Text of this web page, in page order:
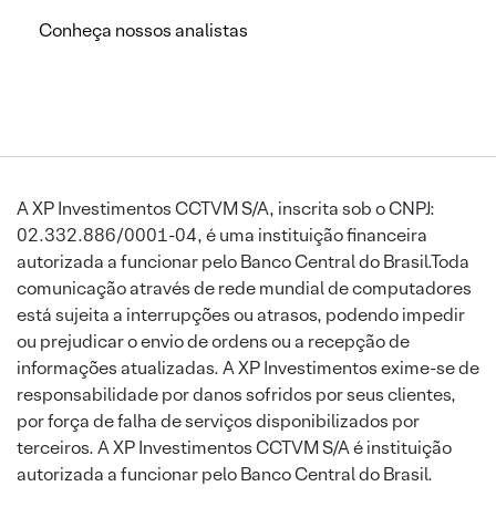
Conheça nossos analistas
A XP Investimentos CCTVM S/A, inscrita sob o CNPJ:
02.332.886/0001-04, é uma instituição financeira
autorizada a funcionar pelo Banco Central do Brasil.Toda
comunicação através de rede mundial de computadores
está sujeita a interrupções ou atrasos, podendo impedir
ou prejudicar o envio de ordens ou a recepção de
informações atualizadas. A XP Investimentos exime-se de
responsabilidade por danos sofridos por seus clientes,
por força de falha de serviços disponibilizados por
terceiros. A XP Investimentos CCTVM S/A é instituição
autorizada a funcionar pelo Banco Central do Brasil.